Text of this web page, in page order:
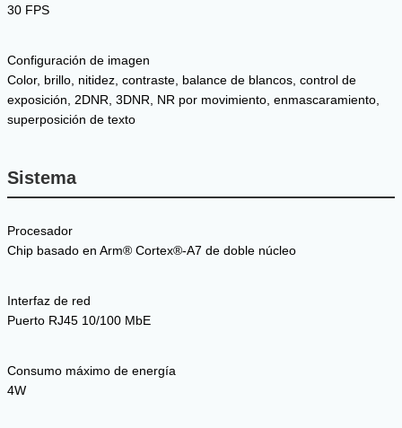
30 FPS
Configuración de imagen
Color, brillo, nitidez, contraste, balance de blancos, control de
exposición, 2DNR, 3DNR, NR por movimiento, enmascaramiento,
superposición de texto
Sistema
Procesador
Chip basado en Arm® Cortex®-A7 de doble núcleo
Interfaz de red
Puerto RJ45 10/100 MbE
Consumo máximo de energía
4W